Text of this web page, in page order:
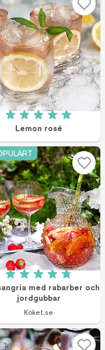
Betyg: 5 av 5 (3
Lemon rosé
Betyg: 4.8 av 5
med rabarber och
jordgubbar
Köket.se